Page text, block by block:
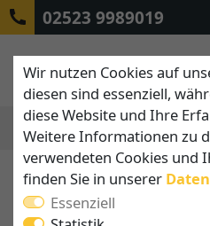
02523 9989019
Unsere
Sie sich
Wir nutzen Cookies auf
diesen sind essenziell,
diese Website und Ihre
Weitere Informationen zu
verwendeten Cookies und
finden Sie in unserer
Essenziell